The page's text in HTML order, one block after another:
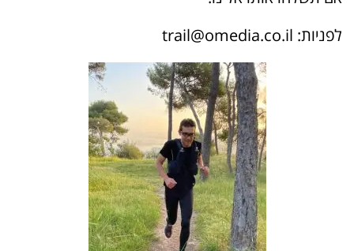
לפניות: trail@omedia.co.il